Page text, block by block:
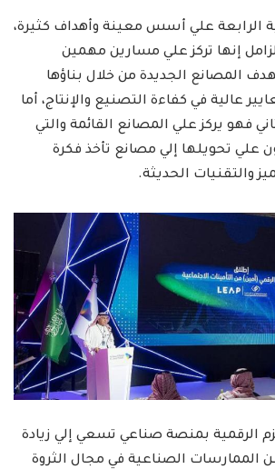
الرابعة علي أسس معينة وأهداف كثيرة،
إنها تركز علي مسارين مهمين
المصانع الجديدة من خلال بناؤها
عالية في كفاءة التصنيع والإنتاج، أما
فهو يركز علي المصانع القائمة والتي
علي تحويلها إلي مصانع تأخذ فكرة
والتقنيات الحديثة.
الرقمية بمنصة صناعي تسعي إلي زيادة
الممارسات الصناعية في مجال الثروة